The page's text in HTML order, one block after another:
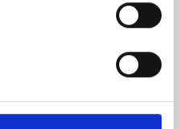
- SAINT SEIYA: